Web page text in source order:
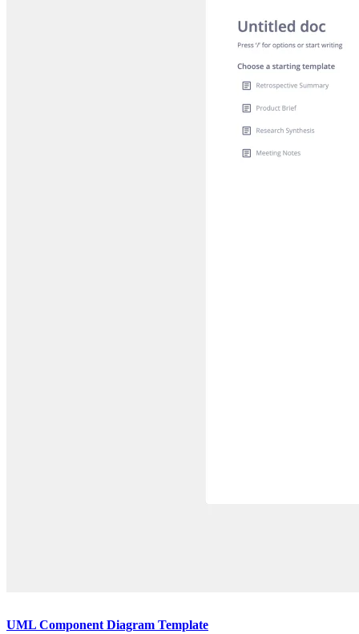
UML Component Diagram Template